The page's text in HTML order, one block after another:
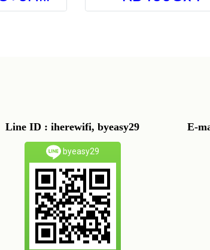
Line ID : iherewifi, byeasy29 E-mail :
byeasy29